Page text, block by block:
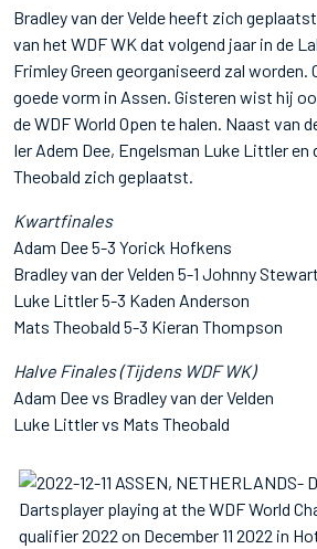
Bradley van der Velde heeft zich
van het WDF WK dat volgend jaar in de
Frimley Green georganiseerd zal worden.
goede vorm in Assen. Gisteren wist hij
de WDF World Open te halen. Naast van
Ier Adem Dee, Engelsman Luke Littler en
Theobald zich geplaatst.
Kwartfinales
Adam Dee 5-3 Yorick Hofkens
Bradley van der Velden 5-1 Johnny Stewart
Luke Littler 5-3 Kaden Anderson
Mats Theobald 5-3 Kieran Thompson
Halve Finales (Tijdens WDF WK)
Adam Dee vs Bradley van der Velden
Luke Littler vs Mats Theobald